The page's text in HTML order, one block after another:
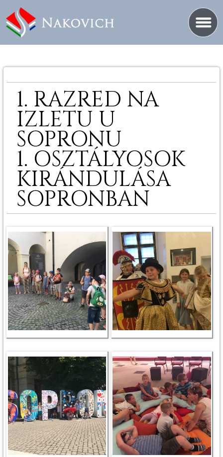
1. RAZRED NA
IZLETU U
SOPRONU
1. OSZTÁLYOSOK
KIRÁNDULÁSA
SOPRONBAN